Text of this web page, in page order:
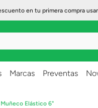
en tu primera compra
Marcas Preventas
Elástico 6"